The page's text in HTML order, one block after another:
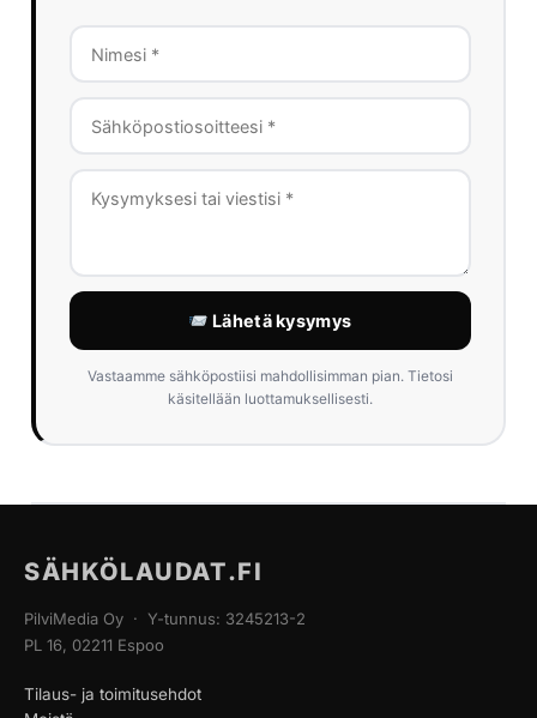
Lähetä kysymys
Vastaamme sähköpostiisi mahdollisimman pian. Tietosi
käsitellään luottamuksellisesti.
SÄHKÖLAUDAT.FI
PilviMedia Oy · Y-tunnus: 3245213-2
PL 16, 02211 Espoo
Tilaus- ja toimitusehdot